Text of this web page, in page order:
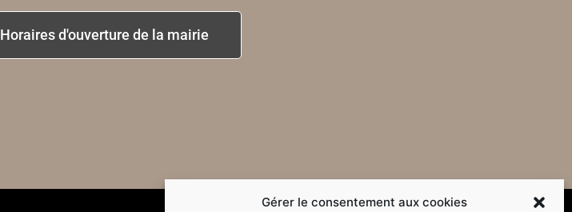
Gérer le consentement aux cookies
Horaires d'ouverture de la mairie